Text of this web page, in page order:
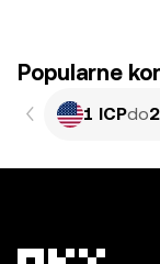
Popularne
1 ICPdo